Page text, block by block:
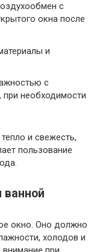
с
окна после
и
с
необходимости
и свежесть,
пользование
окно. Оно должно
холодов и